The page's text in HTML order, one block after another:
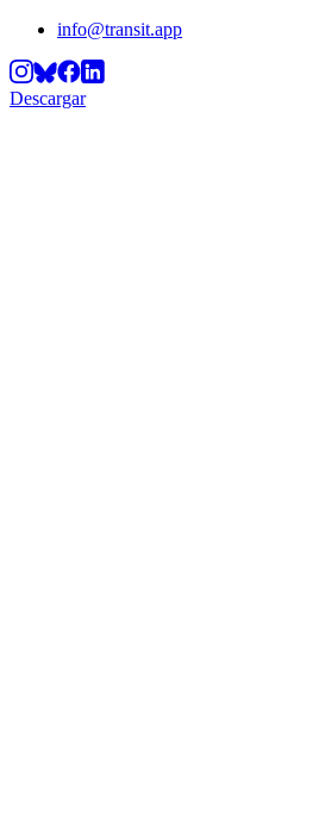
info@transit.app
Descargar